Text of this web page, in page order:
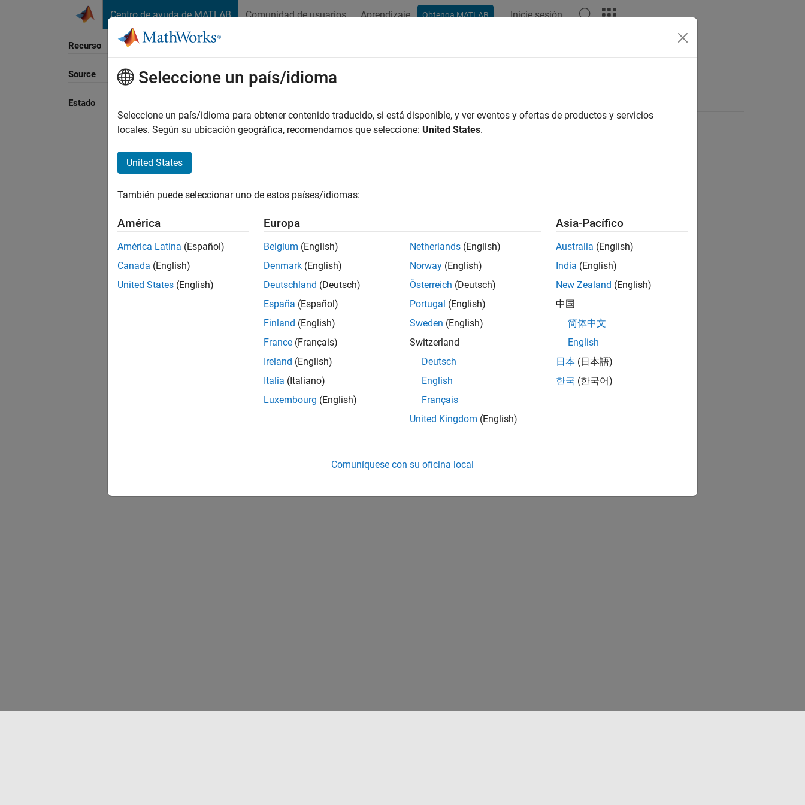
Centro de ayuda de MATLAB Comunidad de usuarios Aprendizaje Obtenga MATLAB Inicie sesión
Recurso
Source
Estado
Ordenar por
Seleccione un país/idioma
Seleccione un país/idioma para obtener contenido traducido, si está disponible, y ver eventos y ofertas de productos y servicios
locales. Según su ubicación geográfica, recomendamos que seleccione: United States.
United States
También puede seleccionar uno de estos países/idiomas:
América
América Latina (Español)
Canada (English)
United States (English)
Europa
Belgium (English)
Denmark (English)
Deutschland (Deutsch)
España (Español)
Finland (English)
France (Français)
Ireland (English)
Italia (Italiano)
Luxembourg (English)
Netherlands (English)
Norway (English)
Österreich (Deutsch)
Portugal (English)
Sweden (English)
Switzerland
Deutsch
English
Français
United Kingdom (English)
Asia-Pacífico
Australia (English)
India (English)
New Zealand (English)
中国
简体中文
English
日本 (日本語)
한국 (한국어)
Comuníquese con su oficina local